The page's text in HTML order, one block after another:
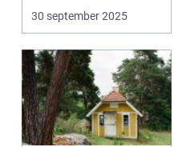
30 september 2025